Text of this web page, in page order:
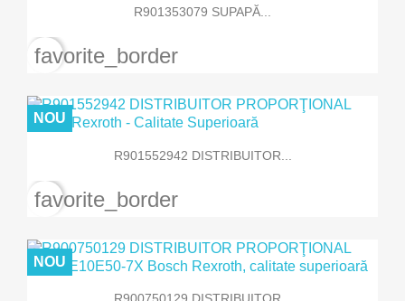
R901353079 SUPAPĂ...
favorite_border
R901552942 DISTRIBUITOR...
NOU
favorite_border
NOU